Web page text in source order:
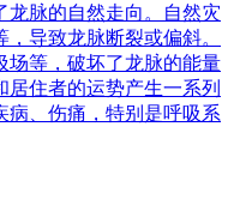
龙脉的自然走向。自然灾
导致龙脉断裂或偏斜。
场等，破坏了龙脉的能量
住者的运势产生一系列
病、伤痛，特别是呼吸系